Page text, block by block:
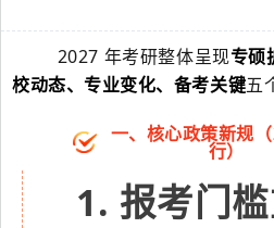
2027 年考研整体呈现专硕
校动态、专业变化、备考关键五
一、核心政策新规
行）
1. 报考门